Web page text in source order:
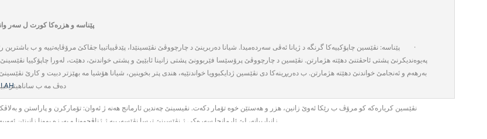
پێناسە و هزرەكا كورت ل سەر
·پێناسە: نڤێسین چاپۆكییەكا گرنگە د ژیانا ئەڤی سەردەمیدا. شیانا دەربرینێ‌ د چارچووڤێ‌ نڤێسینێدا، پێدڤییاتییا جڤاكێ‌ مرۆڤایەتییە و ب باشترین
پەیوەندیكرنێ‌ پشتی ئاحڤتنێ‌ دهێتە هژمارتن. نڤێسین د چارچووڤێ‌ پرۆسێسا فێربوونێ‌ پشتی زانینا ئابێیێ‌ و پشتی خواندنێ‌، دهێت، لەورا چاپۆكییا
بەرهەم و ئەنجامێ‌ خواندنێ‌ دهێتە هژمارتن. ب دەربڕینەكا دی نڤێسین ژدایكبوویا خواندنێیە، هندی پتر بخوینین، شیانا هۆشیا مە بهێزتر دبیت و كارێ‌
دەڤ مە ب ساناهیتر
نڤێسین كریارەكە كو مرۆڤ ب رێكا ئەوێ‌ زانین، هزر و هەستێن خوە تۆمار دكەت. نڤیسینێ‌ چەندین ئارمانج هەنە ژ ئەوان: تۆماركرن و پاراستن و
زانیارییانە، لێ‌ ئارمانجا سەرەكی ژ نڤێسینێ‌ ترسا نڤێسەرییە ژ ژناڤچوونا و بەرزە بوونا زانینێن